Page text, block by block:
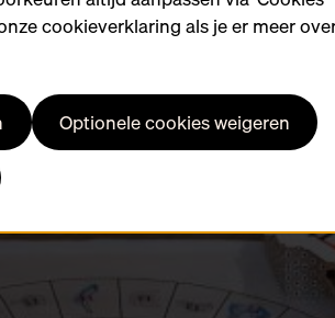
cookieverklaring als je er meer
Optionele cookies weigeren